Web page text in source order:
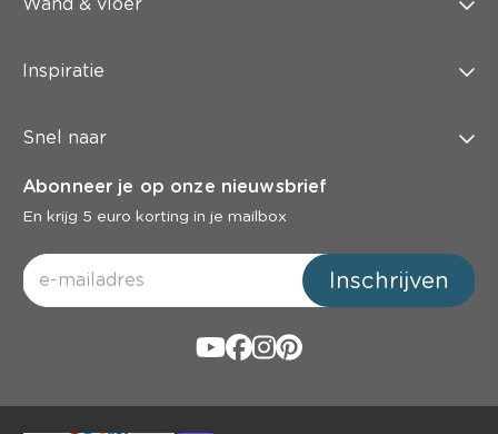
Inspiratie
Snel naar
Abonneer je op onze nieuwsbrief
En krijg 5 euro korting in je mailbox
Inschrijven